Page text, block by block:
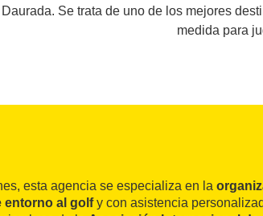
Daurada. Se trata de uno de los mejores
medida para
esta agencia se especializa en la
entorno al golfy con asistencia